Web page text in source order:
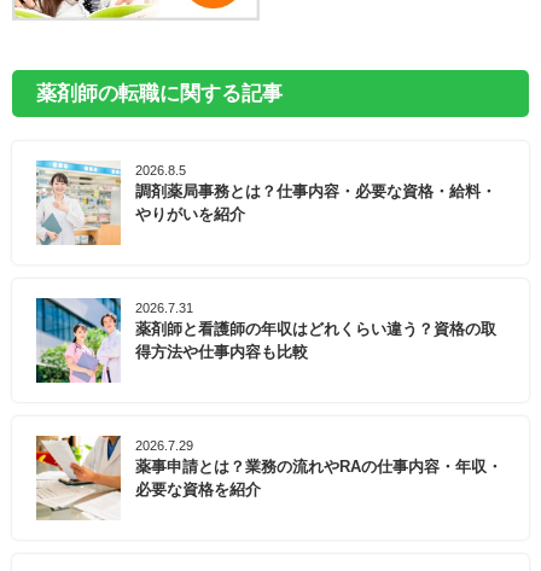
薬剤師の転職に関する記事
2026.8.5
調剤薬局事務とは？仕事内容・必要な資格・給料・
やりがいを紹介
2026.7.31
薬剤師と看護師の年収はどれくらい違う？資格の取
得方法や仕事内容も比較
2026.7.29
薬事申請とは？業務の流れやRAの仕事内容・年収・
必要な資格を紹介